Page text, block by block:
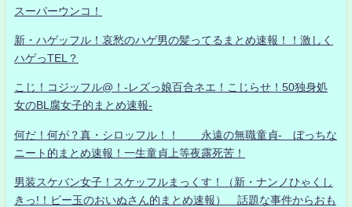
スーパーウンコ！
新・ハゲッフル！哀愁のハゲ男の髪ってるまとめ速報！！激しく
ハゲっTEL？
こじ！コジッフル@！-レズっ娘百合ネエ！こじらせ！50独身処
女のBL腐女子的まとめ速報-
何だ！何が？真・シロッフル！！ 永遠の無職童貞- ぼっちな
ニート的まとめ速報！一生童貞上等夜露死苦！
男装スケバン女子！スケッフルまっくす！（新・ナンノひゃくし
きっ!！ビー玉のおいぬさん的まとめ速報） 話題な事件からおも